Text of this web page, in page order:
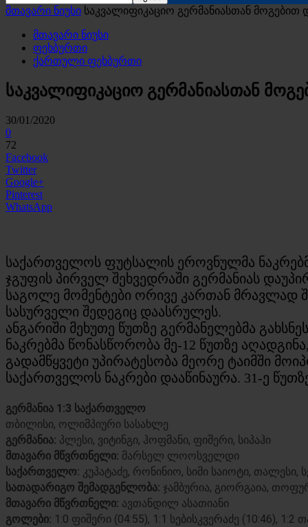
მთავარი ნიუსი საკვალიფიკაციო გერმანიასთან მოგებით
მთავარი ნიუსი
ფეხბურთი
ქართული ფეხბურთი
საკვალიფიკაციო გერმანიასთან
30/01/2020
0
72
Facebook
Twitter
Google+
Pinterest
WhatsApp
საქართველოს ფუტსალის ეროვნულმა
ჯგუფის პირველ შეხვედრაში გერმანიას
საგოლე მომენტები ორივე კართან მრავლად
სასურველი შედეგიც დაასრულეს.
​ანგარიში მეხუთე წუთზე გერმანელებმა
ნაკრებმა წონასწორობა მე-12 წუთზე
გადამწყვეტი უპირატესობა მეორე ტაიმში
საქართველოს ნაკრები დააწინაურა. 31-ე
​გერმანია 1:3 საქართველო
თბილისი, ოლიმპიური სასახლე
გერმანია: პლესი, ვიტინგი, ჰოფმანი, ფიშერი, სიპაჰი
​მთავარი მწვრთნელი: მარსელ ლოოსველდი
​საქართველო: კუპატაძე, რონინიო, სიმი საიოტი, თალესი,
​სათადარიგო შემადგენლობა: ჯამბურია, გიორგაია,
მთავარი მწვრთნელი: ავთანდილ ასათიანი
​გოლები: 1:0 ფიშერი (04:55), 1:1 სებისკვერაძე (10:46), 1:2